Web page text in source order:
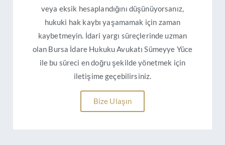
veya eksik hesaplandığını düşünüyorsanız,
hukuki hak kaybı yaşamamak için zaman
kaybetmeyin. İdari yargı süreçlerinde uzman
olan Bursa İdare Hukuku Avukatı Sümeyye Yüce
ile bu süreci en doğru şekilde yönetmek için
iletişime geçebilirsiniz.
Bize Ulaşın